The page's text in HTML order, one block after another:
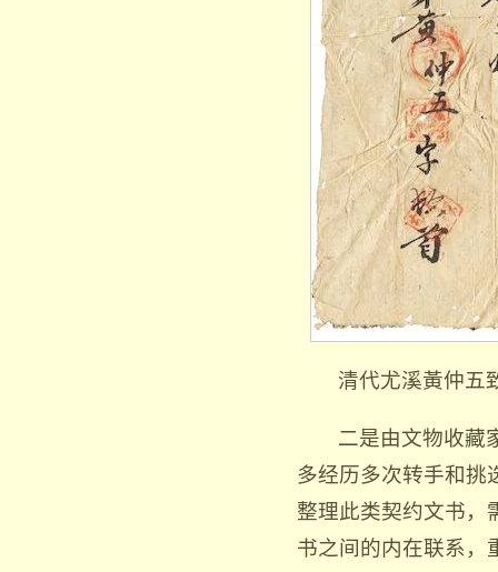
清代尤溪黃仲五
二是由文物收藏
多经历多次转手和挑
整理此类契约文书，
书之间的内在联系，